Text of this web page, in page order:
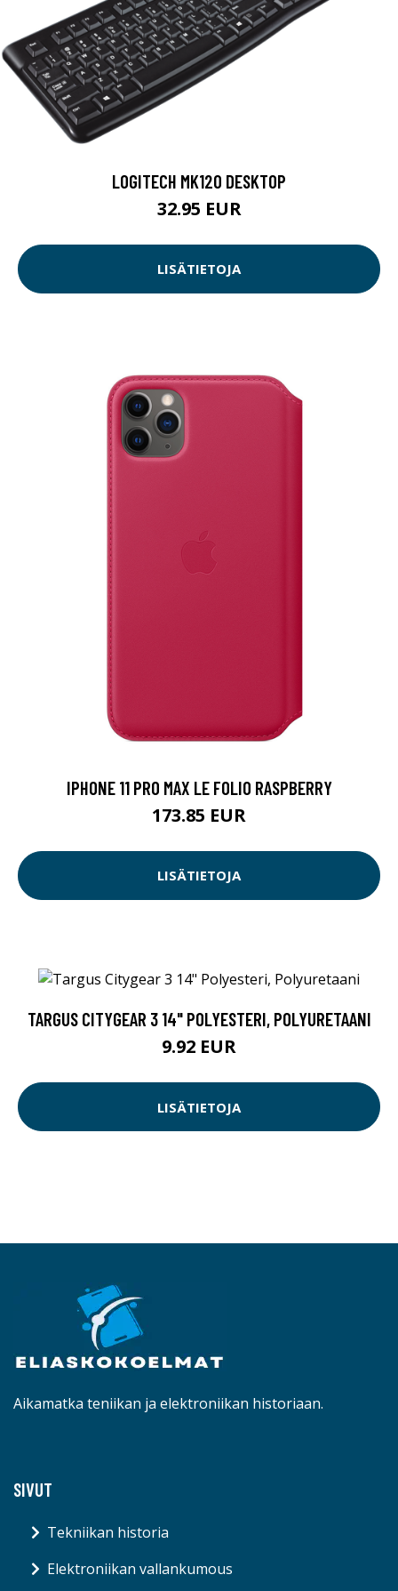
LOGITECH MK120 DESKTOP
32.95 EUR
LISÄTIETOJA
IPHONE 11 PRO MAX LE FOLIO RASPBERRY
173.85 EUR
LISÄTIETOJA
TARGUS CITYGEAR 3 14" POLYESTERI, POLYURETAANI
9.92 EUR
LISÄTIETOJA
Aikamatka teniikan ja elektroniikan historiaan.
SIVUT
Tekniikan historia
Elektroniikan vallankumous